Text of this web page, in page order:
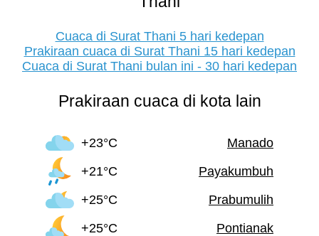
Cuaca di Surat Thani 5 hari kedepan
Prakiraan cuaca di Surat Thani 15 hari kedepan
Cuaca di Surat Thani bulan ini - 30 hari kedepan
Prakiraan cuaca di kota lain
+23°C
Manado
+21°C
Payakumbuh
+25°C
Prabumulih
+25°C
Pontianak